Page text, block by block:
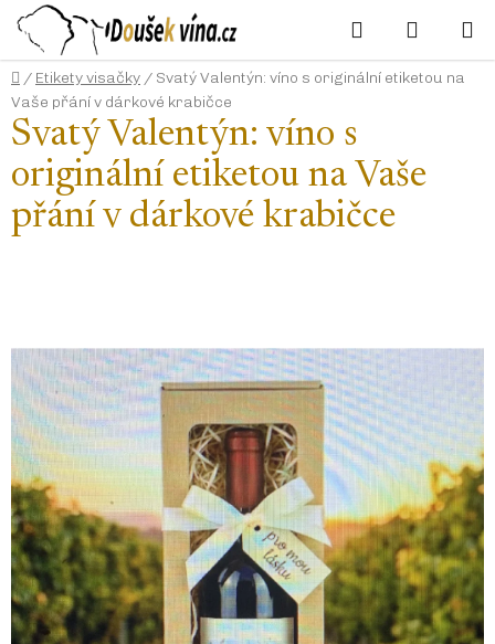
obsah
Hledat
KOŠÍK
Domů
/ Etikety visačky / Svatý Valentýn: víno s originální etiketou na
Vaše přání v dárkové krabičce
Svatý Valentýn: víno s
originální etiketou na Vaše
přání v dárkové krabičce